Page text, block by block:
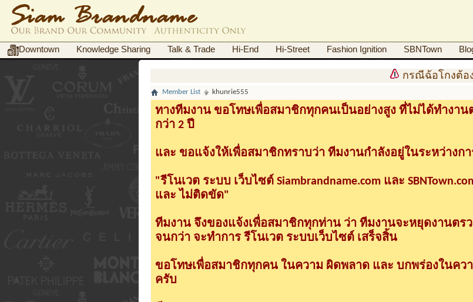
Downtown Knowledge Sharing Talk & Trade Hi-End Hi-Street Fashion Ignition SBNTown
กรณีฉ้อโกงต้องก
Member List khunrie555
ทางทีมงาน ขอโทษเพื่อสมาชิกทุกคนเป็นอย่างสูง ที่ไม่ได้ทำงานต
กว่า 2 ปี
และ ขอแจ้งให้เพื่อสมาชิกทราบว่า ทีมงานกำลังอยู่ในระหว่างกา
"รีโนเวต ระบบ เว็บไซต์ Siambrandname.com และ
และ ไม่ติดขัด"
ทีมงาน จึงของแจ้งเพื่อสมาชิกทุกท่าน ว่า ทีมงานจะหยุดงานตรว
จนกว่า จะทำการ รีโนเวต ระบบเว็บไซต์ เสร็จสิ้น
ขอโทษเพื่อสมาชิกทุกคน ในความ ผิดพลาด และ บกพร่องในค
ครับ